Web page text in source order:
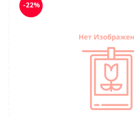
-22%